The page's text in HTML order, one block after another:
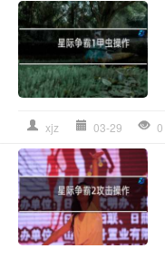
xjz 03-29 0